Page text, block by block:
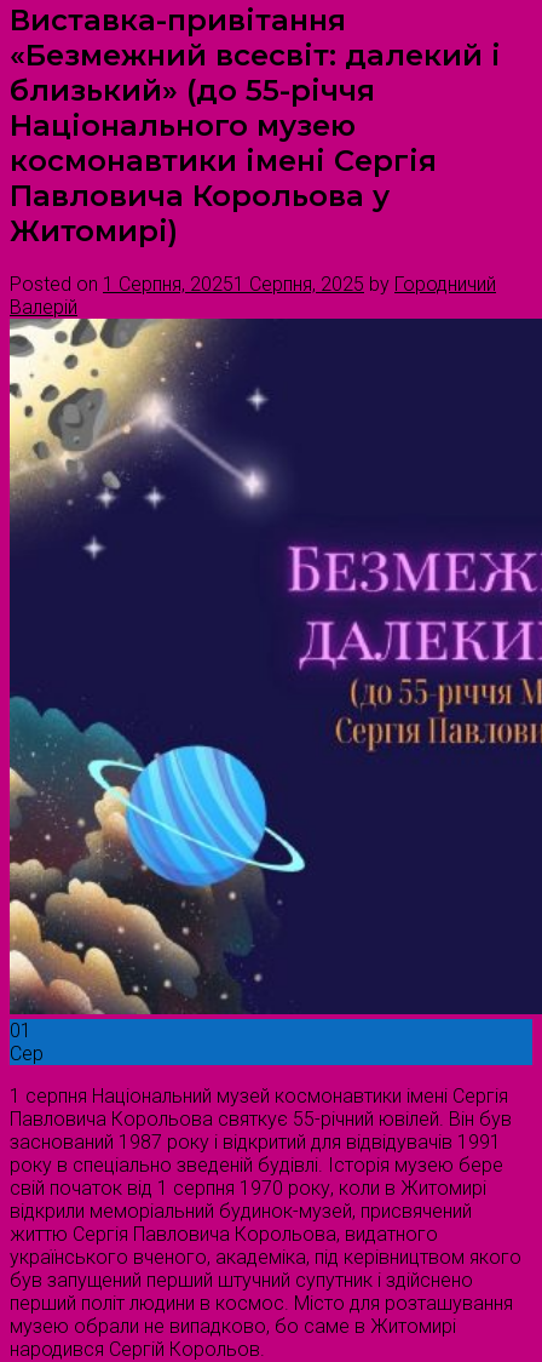
Виставка-привітання
«Безмежний всесвіт: далекий і
близький» (до 55-річчя
Національного музею
космонавтики імені Сергія
Павловича Корольова у
Житомирі)
Posted on 1 Серпня, 20251 Серпня, 2025 by Городничий
Валерій
01
Сер
1 серпня Національний музей космонавтики імені Сергія
Павловича Корольова святкує 55-річний ювілей. Він був
заснований 1987 року і відкритий для відвідувачів 1991
року в спеціально зведеній будівлі. Історія музею бере
свій початок від 1 серпня 1970 року, коли в Житомирі
відкрили меморіальний будинок-музей, присвячений
життю Сергія Павловича Корольова, видатного
українського вченого, академіка, під керівництвом якого
був запущений перший штучний супутник і здійснено
перший політ людини в космос. Місто для розташування
музею обрали не випадково, бо саме в Житомирі
народився Сергій Корольов.